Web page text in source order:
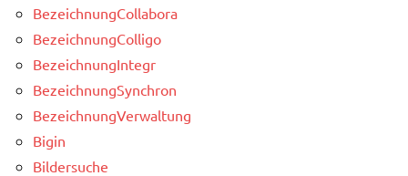
BezeichnungCollabora
BezeichnungColligo
BezeichnungIntegr
BezeichnungSynchron
BezeichnungVerwaltung
Bigin
Bildersuche